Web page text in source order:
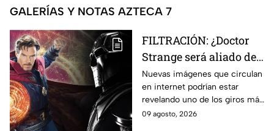
GALERÍAS Y NOTAS AZTECA 7
FILTRACIÓN: ¿Doctor
Strange será aliado de
Doctor Doom en
Avengers: Doomsday?
Esto revelan las nuevas
imágenes filtradas
Nuevas imágenes que circulan
en internet podrían estar
revelando uno de los giros más
inesperados de Doctor Strange
09 agosto, 2026